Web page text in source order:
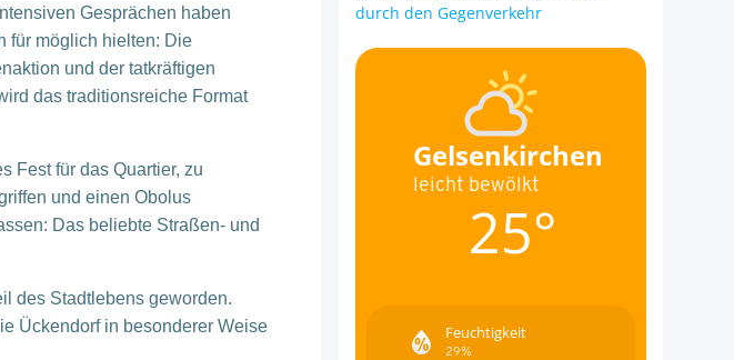
Gesprächen haben
für möglich hielten: Die
und der tatkräftigen
das traditionsreiche Format
Fest für das Quartier, zu
und einen Obolus
Das beliebte Straßen- und
des Stadtlebens geworden.
Ückendorf in besonderer Weise
durch den Gegenverkehr
Gelsenkirchen
leicht bewölkt
25°
Feuchtigkeit
29%